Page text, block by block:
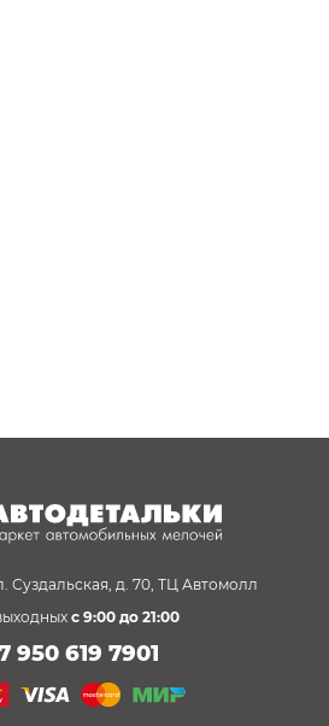
Суздальская, д. 70, ТЦ Автомолл
с 9:00 до 21:00
950 619 7901